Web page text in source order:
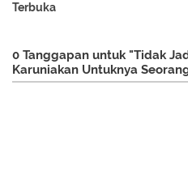
Terbuka
0 Tanggapan untuk "Tidak
Karuniakan Untuknya